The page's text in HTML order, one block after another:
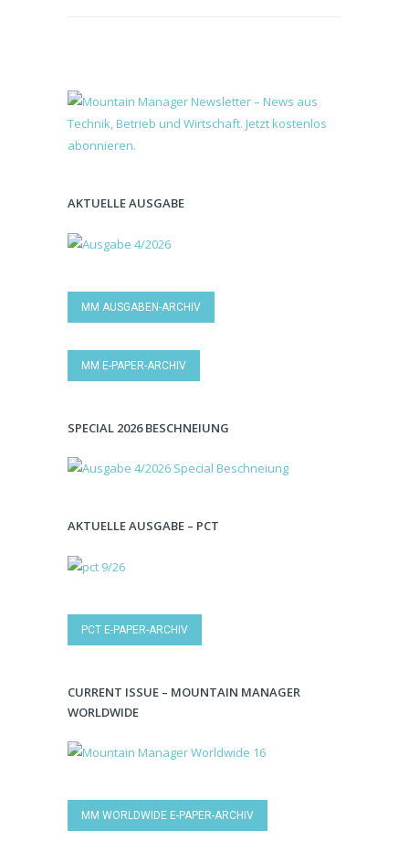
AKTUELLE AUSGABE
MM AUSGABEN-ARCHIV
MM E-PAPER-ARCHIV
SPECIAL 2026 BESCHNEIUNG
AKTUELLE AUSGABE – PCT
PCT E-PAPER-ARCHIV
CURRENT ISSUE – MOUNTAIN MANAGER
WORLDWIDE
MM WORLDWIDE E-PAPER-ARCHIV